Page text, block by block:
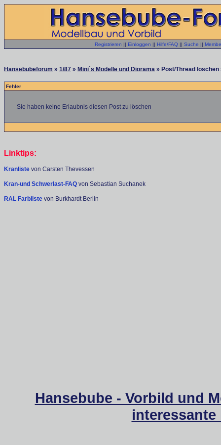
Registrieren || Einloggen || Hilfe/FAQ || Suche ||
Hansebubeforum » 1/87 » Mini´s Modelle und Diorama » Post/Thread löschen
Fehler
Sie haben keine Erlaubnis diesen Post zu löschen
Linktips:
Kranliste von Carsten Thevessen
Kran-und Schwerlast-FAQ von Sebastian Suchanek
RAL Farbliste von Burkhardt Berlin
Hansebube - Vorbild und